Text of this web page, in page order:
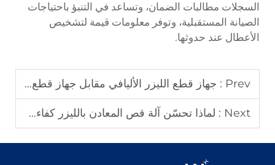
السجلات مطالبات الضمان، وتساعد في التنبؤ باحتياجات
الصيانة المستقبلية، وتوفر معلومات قيمة لتشخيص
الأعطال عند حدوثها.
Prev : جهاز قطع الليزر الأليافي مقابل جهاز قطع الليزر ثاني أكسيد الكربون
Next : لماذا تحسّن آلة قص المعادن بالليزر كفاءة عملية القص؟